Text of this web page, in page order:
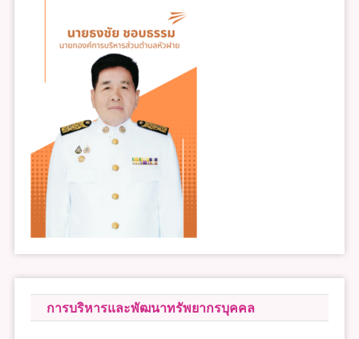
การบริหารและพัฒนาทรัพยากรบุคคล